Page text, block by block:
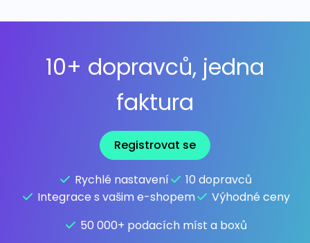
10+ dopravců, jedna
faktura
Registrovat se
Rychlé nastavení
10 dopravců
Integrace s vašim e-shopem
Výhodné ceny
50 000+ podacích míst a boxů